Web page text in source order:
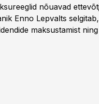
nõuavad
Enno Lepvalts
maksustamist